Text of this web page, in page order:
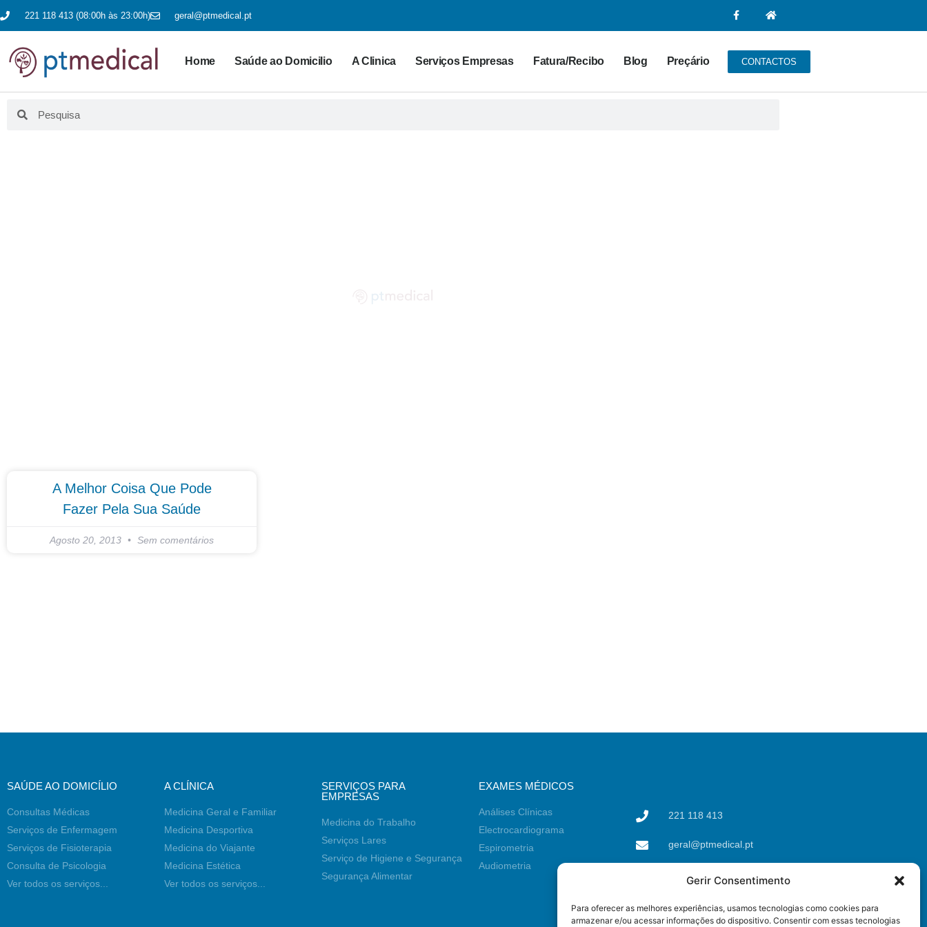
Gerir Consentimento
Para oferecer as melhores experiências, usamos tecnologias como cookies para
armazenar e/ou acessar informações do dispositivo. Consentir com essas tecnologias
221 118 413 (08:00h às 23:00h) geral@ptmedical.pt
Home Saúde ao Domicilio A Clinica Serviços Empresas Fatura/Recibo Blog Preçário CONTACTOS
A Melhor Coisa Que Pode
Fazer Pela Sua Saúde
Agosto 20, 2013 Sem comentários
SAÚDE AO DOMICÍLIO
Consultas Médicas
Serviços de Enfermagem
Serviços de Fisioterapia
Consulta de Psicologia
Ver todos os serviços...
A CLÍNICA
Medicina Geral e Familiar
Medicina Desportiva
Medicina do Viajante
Medicina Estética
Ver todos os serviços...
SERVIÇOS PARA
EMPRESAS
Medicina do Trabalho
Serviços Lares
Serviço de Higiene e Segurança
Segurança Alimentar
EXAMES MÉDICOS
Análises Clínicas
Electrocardiograma
Espirometria
Audiometria
221 118 413
geral@ptmedical.pt
4425-051 Águas Santas,